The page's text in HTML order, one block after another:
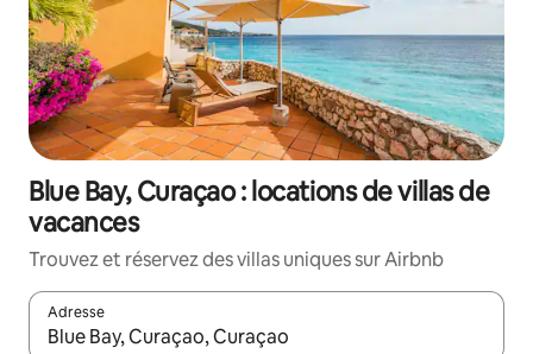
Blue Bay, Curaçao : locations de villas de
vacances
Trouvez et réservez des villas uniques sur Airbnb
Adresse
Lorsque les résultats s'affichent, utilisez les flèches vers le